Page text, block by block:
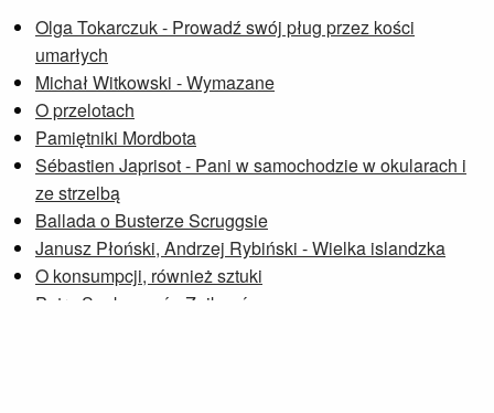
Olga Tokarczuk - Prowadź swój pług przez kości
umarłych
Michał Witkowski - Wymazane
O przelotach
Pamiętniki Mordbota
Sébastien Japrisot - Pani w samochodzie w okularach i
ze strzelbą
Ballada o Busterze Scruggsie
Janusz Płoński, Andrzej Rybiński - Wielka islandzka
O konsumpcji, również sztuki
Petra Soukupová - Zniknąć